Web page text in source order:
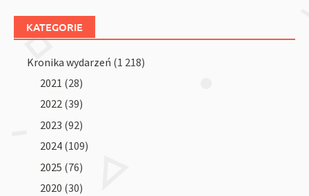
KATEGORIE
Kronika wydarzeń (1 218)
2021 (28)
2022 (39)
2023 (92)
2024 (109)
2025 (76)
2020 (30)